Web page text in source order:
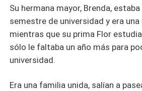
Su hermana mayor, Brenda,
semestre de universidad y era
mientras que su prima Flor
sólo le faltaba un año más para
universidad.
Era una familia unida, salían a